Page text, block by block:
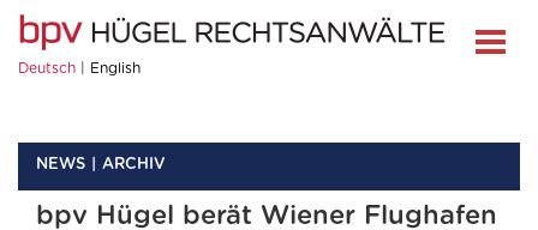
Deutsch English
NEWS ARCHIV
bpv Hügel berät Wiener Flughafen